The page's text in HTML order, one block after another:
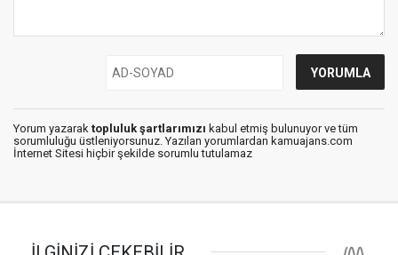
Yorum yazarak topluluk şartlarımızı kabul etmiş bulunuyor ve tüm
sorumluluğu üstleniyorsunuz. Yazılan yorumlardan kamuajans.com
İnternet Sitesi hiçbir şekilde sorumlu tutulamaz